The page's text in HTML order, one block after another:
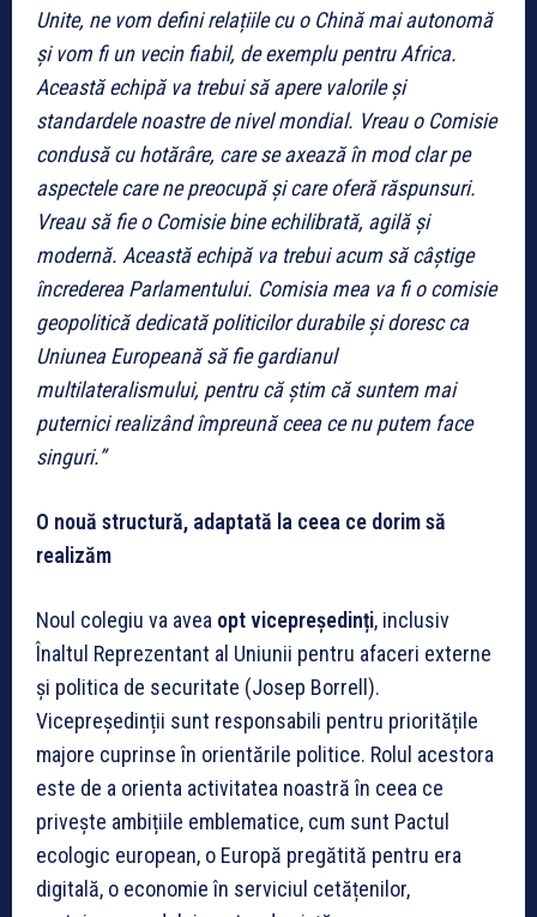
Unite, ne vom defini relațiile cu o Chină mai autonomă
și vom fi un vecin fiabil, de exemplu pentru Africa.
Această echipă va trebui să apere valorile și
standardele noastre de nivel mondial. Vreau o Comisie
condusă cu hotărâre, care se axează în mod clar pe
aspectele care ne preocupă și care oferă răspunsuri.
Vreau să fie o Comisie bine echilibrată, agilă și
modernă. Această echipă va trebui acum să câștige
încrederea Parlamentului. Comisia mea va fi o comisie
geopolitică dedicată politicilor durabile și doresc ca
Uniunea Europeană să fie gardianul
multilateralismului, pentru că știm că suntem mai
puternici realizând împreună ceea ce nu putem face
singuri.”
O nouă structură, adaptată la ceea ce dorim să
realizăm
Noul colegiu va avea opt vicepreședinți, inclusiv
Înaltul Reprezentant al Uniunii pentru afaceri externe
și politica de securitate (Josep Borrell).
Vicepreședinții sunt responsabili pentru prioritățile
majore cuprinse în orientările politice. Rolul acestora
este de a orienta activitatea noastră în ceea ce
privește ambițiile emblematice, cum sunt Pactul
ecologic european, o Europă pregătită pentru era
digitală, o economie în serviciul cetățenilor,